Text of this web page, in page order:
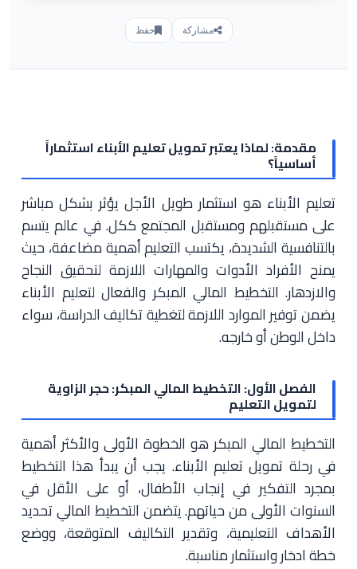
مشاركة حفظ
مقدمة: لماذا يعتبر تمويل تعليم الأبناء استثماراً
أساسياً؟
تعليم الأبناء هو استثمار طويل الأجل يؤثر بشكل مباشر
على مستقبلهم ومستقبل المجتمع ككل. في عالم يتسم
بالتنافسية الشديدة، يكتسب التعليم أهمية مضاعفة، حيث
يمنح الأفراد الأدوات والمهارات اللازمة لتحقيق النجاح
والازدهار. التخطيط المالي المبكر والفعال لتعليم الأبناء
يضمن توفير الموارد اللازمة لتغطية تكاليف الدراسة، سواء
داخل الوطن أو خارجه.
الفصل الأول: التخطيط المالي المبكر: حجر الزاوية
لتمويل التعليم
التخطيط المالي المبكر هو الخطوة الأولى والأكثر أهمية
في رحلة تمويل تعليم الأبناء. يجب أن يبدأ هذا التخطيط
بمجرد التفكير في إنجاب الأطفال، أو على الأقل في
السنوات الأولى من حياتهم. يتضمن التخطيط المالي تحديد
الأهداف التعليمية، وتقدير التكاليف المتوقعة، ووضع
خطة ادخار واستثمار مناسبة.